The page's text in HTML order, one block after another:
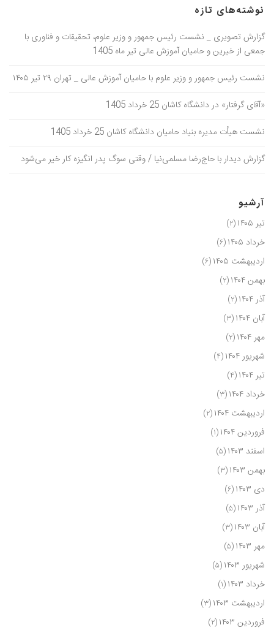
نوشته‌های تازه
گزارش تصویری _ نشست رئیس جمهور و وزیر علوم، تحقیقات و فناوری با
جمعی از خیرین و حامیان آموزش عالی تیر ماه 1405
نشست رئیس جمهور و وزیر علوم با حامیان آموزش عالی _ تهران ۲۹ تیر ۱۴۰۵
«آقای گرفتار» در دانشگاه کاشان 25 خرداد 1405
نشست هیأت مدیره بنیاد حامیان دانشگاه کاشان 25 خرداد 1405
گزارش دیدار با حاج‌رضا مسلمی‌نیا / وقتی سوگ پدر انگیزه کار خیر می‌شود
آرشیو
تیر ۱۴۰۵ (۲)
خرداد ۱۴۰۵ (۶)
اردیبهشت ۱۴۰۵ (۶)
بهمن ۱۴۰۴ (۲)
آذر ۱۴۰۴ (۲)
آبان ۱۴۰۴ (۳)
مهر ۱۴۰۴ (۲)
شهریور ۱۴۰۴ (۴)
تیر ۱۴۰۴ (۴)
خرداد ۱۴۰۴ (۳)
اردیبهشت ۱۴۰۴ (۲)
فروردین ۱۴۰۴ (۱)
اسفند ۱۴۰۳ (۵)
بهمن ۱۴۰۳ (۳)
دی ۱۴۰۳ (۶)
آذر ۱۴۰۳ (۵)
آبان ۱۴۰۳ (۳)
مهر ۱۴۰۳ (۵)
شهریور ۱۴۰۳ (۵)
خرداد ۱۴۰۳ (۱)
اردیبهشت ۱۴۰۳ (۳)
فروردین ۱۴۰۳ (۲)